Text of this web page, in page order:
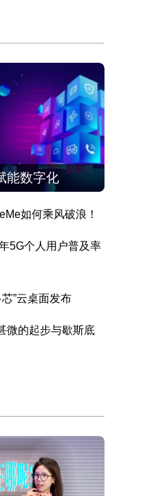
能数字化
如何乘风破浪！
5G个人用户普及率
”云桌面发布
微的起步与歇斯底